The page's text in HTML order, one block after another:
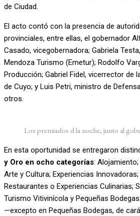
de Ciudad.
El acto contó con la presencia de
provinciales, entre ellas, el gobernador
Casado, vicegobernadora; Gabriela
Mendoza Turismo (Emetur); Rodolfo
Producción; Gabriel Fidel, vicerrector de
de Cuyo; y Luis Petri, ministro de
otros.
Los premiados d la noche, junto al
En esta oportunidad se entregaron
y Oro en ocho categorías:
Arte y Cultura; Experiencias
Restaurantes o Experiencias Culinarias;
Turismo Vitivinícola y Pequeñas
—excepto en Pequeñas Bodegas, de